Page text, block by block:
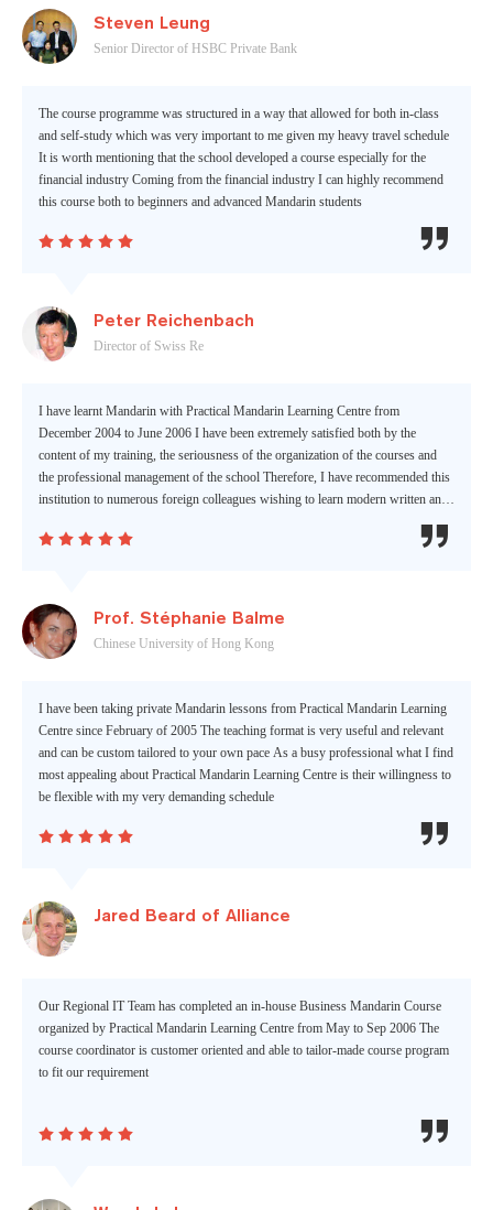
Steven Leung
Senior Director of HSBC Private Bank
The course programme was structured in a way that allowed for both in-class
and self-study which was very important to me given my heavy travel schedule
It is worth mentioning that the school developed a course especially for the
financial industry Coming from the financial industry I can highly recommend
this course both to beginners and advanced Mandarin students
     
Peter Reichenbach
Director of Swiss Re
I have learnt Mandarin with Practical Mandarin Learning Centre from
December 2004 to June 2006 I have been extremely satisfied both by the
content of my training, the seriousness of the organization of the courses and
the professional management of the school Therefore, I have recommended this
institution to numerous foreign colleagues wishing to learn modern written and
     
Prof. Stéphanie Balme
Chinese University of Hong Kong
I have been taking private Mandarin lessons from Practical Mandarin Learning
Centre since February of 2005 The teaching format is very useful and relevant
and can be custom tailored to your own pace As a busy professional what I find
most appealing about Practical Mandarin Learning Centre is their willingness to
be flexible with my very demanding schedule
     
Jared Beard of Alliance
Our Regional IT Team has completed an in-house Business Mandarin Course
organized by Practical Mandarin Learning Centre from May to Sep 2006 The
course coordinator is customer oriented and able to tailor-made course program
to fit our requirement
     